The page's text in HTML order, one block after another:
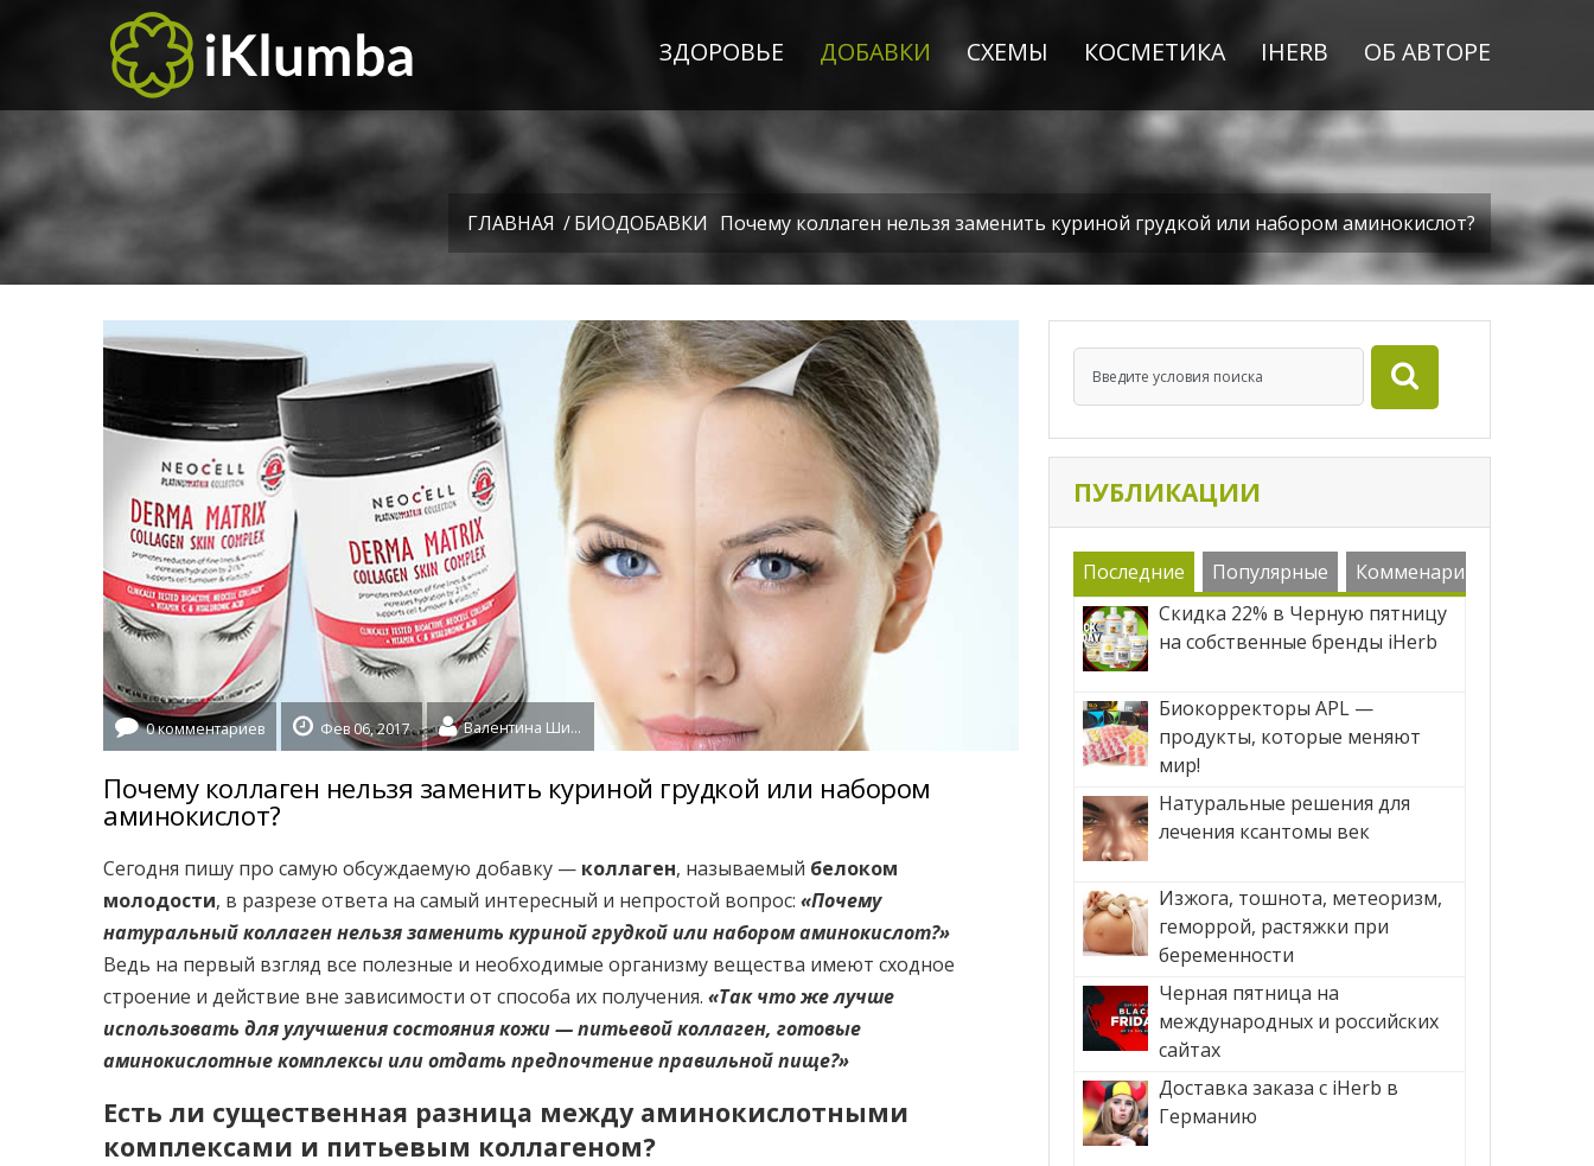
ЗДОРОВЬЕ ДОБАВКИ СХЕМЫ КОСМЕТИКА IHERB ОБ АВТОРЕ
ГЛАВНАЯ /БИОДОБАВКИ Почему коллаген нельзя заменить куриной грудкой или набором аминокислот?
0 комментариев Фев 06, 2017 Валентина Шидловская
Почему коллаген нельзя заменить куриной грудкой или набором
аминокислот?
Сегодня пишу про самую обсуждаемую добавку — коллаген, называемый белоком
молодости, в разрезе ответа на самый интересный и непростой вопрос: «Почему
натуральный коллаген нельзя заменить куриной грудкой или набором аминокислот?»
Ведь на первый взгляд все полезные и необходимые организму вещества имеют сходное
строение и действие вне зависимости от способа их получения. «Так что же лучше
использовать для улучшения состояния кожи — питьевой коллаген, готовые
аминокислотные комплексы или отдать предпочтение правильной пище?»
Есть ли существенная разница между аминокислотными
комплексами и питьевым коллагеном?
ПУБЛИКАЦИИ
Последние Популярные
Комменарии
Скидка 22% в Черную пятницу
на собственные бренды iHerb
Биокорректоры APL —
продукты, которые меняют
мир!
Натуральные решения для
лечения ксантомы век
Изжога, тошнота, метеоризм,
геморрой, растяжки при
беременности
Черная пятница на
международных и российских
сайтах
Доставка заказа с iHerb в
Германию